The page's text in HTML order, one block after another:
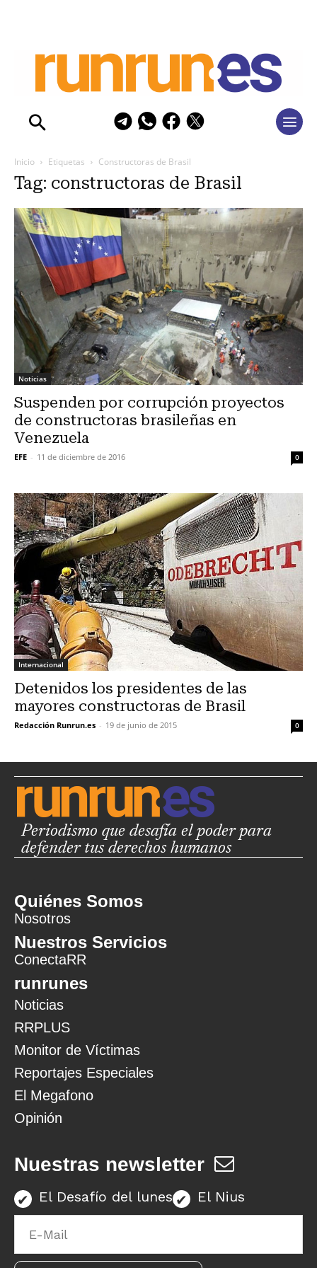
Inicio Etiquetas Constructoras de Brasil
Tag: constructoras de Brasil
Noticias
Suspenden por corrupción proyectos
de constructoras brasileñas en
Venezuela
EFE - 11 de diciembre de 2016 0
Internacional
Detenidos los presidentes de las
mayores constructoras de Brasil
Redacción Runrun.es - 19 de junio de 2015 0
Periodismo que desafía el poder para
defender tus derechos humanos
Quiénes Somos
Nosotros
Nuestros Servicios
ConectaRR
runrunes
Noticias
RRPLUS
Monitor de Víctimas
Reportajes Especiales
El Megafono
Opinión
Nuestras newsletter
El Desafío del lunes El Nius